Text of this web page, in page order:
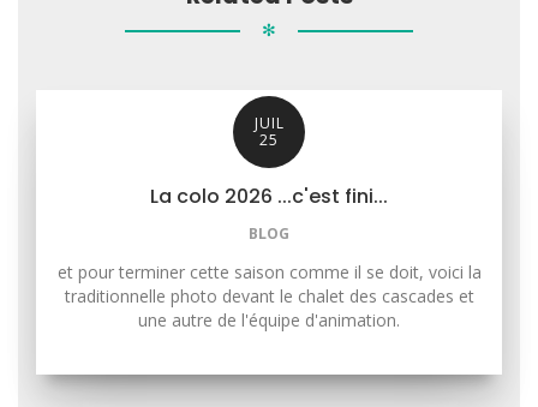
✻
JUIL
25
La colo 2026 ...c'est fini...
BLOG
et pour terminer cette saison comme il se doit, voici la
traditionnelle photo devant le chalet des cascades et
une autre de l'équipe d'animation.